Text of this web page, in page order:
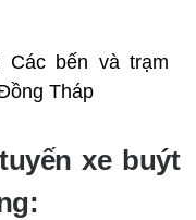
bến và trạm
Tháp
xe buýt